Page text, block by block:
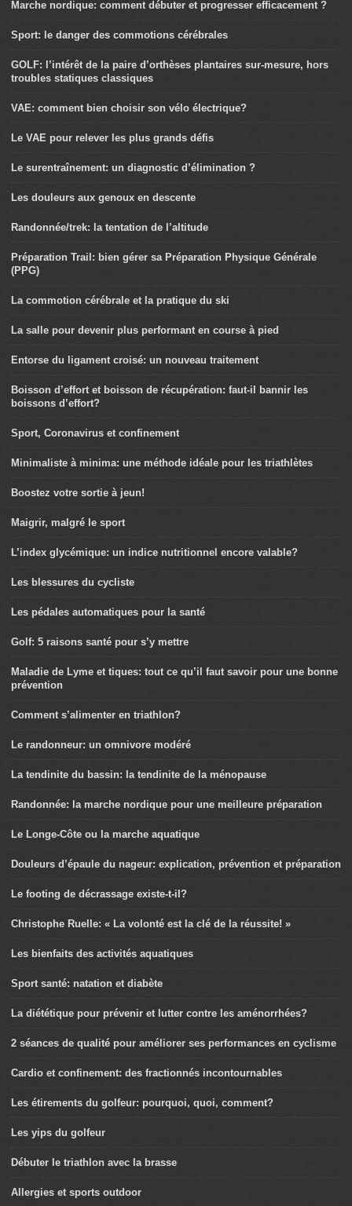
Marche nordique: comment débuter et progresser efficacement ?
Sport: le danger des commotions cérébrales
GOLF: l’intérêt de la paire d’orthèses plantaires sur-mesure, hors
troubles statiques classiques
VAE: comment bien choisir son vélo électrique?
Le VAE pour relever les plus grands défis
Le surentraînement: un diagnostic d’élimination ?
Les douleurs aux genoux en descente
Randonnée/trek: la tentation de l’altitude
Préparation Trail: bien gérer sa Préparation Physique Générale
(PPG)
La commotion cérébrale et la pratique du ski
La salle pour devenir plus performant en course à pied
Entorse du ligament croisé: un nouveau traitement
Boisson d’effort et boisson de récupération: faut-il bannir les
boissons d’effort?
Sport, Coronavirus et confinement
Minimaliste à minima: une méthode idéale pour les triathlètes
Boostez votre sortie à jeun!
Maigrir, malgré le sport
L’index glycémique: un indice nutritionnel encore valable?
Les blessures du cycliste
Les pédales automatiques pour la santé
Golf: 5 raisons santé pour s’y mettre
Maladie de Lyme et tiques: tout ce qu’il faut savoir pour une bonne
prévention
Comment s’alimenter en triathlon?
Le randonneur: un omnivore modéré
La tendinite du bassin: la tendinite de la ménopause
Randonnée: la marche nordique pour une meilleure préparation
Le Longe-Côte ou la marche aquatique
Douleurs d’épaule du nageur: explication, prévention et préparation
Le footing de décrassage existe-t-il?
Christophe Ruelle: « La volonté est la clé de la réussite! »
Les bienfaits des activités aquatiques
Sport santé: natation et diabète
La diététique pour prévenir et lutter contre les aménorrhées?
2 séances de qualité pour améliorer ses performances en cyclisme
Cardio et confinement: des fractionnés incontournables
Les étirements du golfeur: pourquoi, quoi, comment?
Les yips du golfeur
Débuter le triathlon avec la brasse
Allergies et sports outdoor